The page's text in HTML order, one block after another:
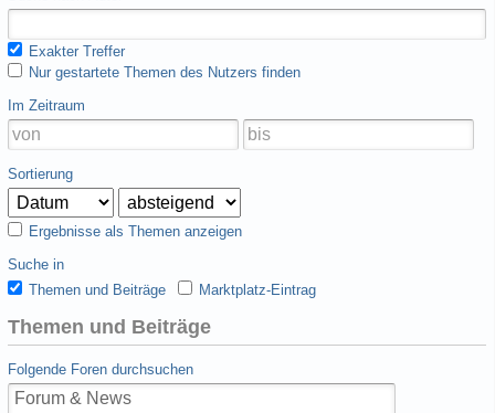
Exakter Treffer
Nur gestartete Themen des Nutzers finden
Im Zeitraum
Sortierung
Ergebnisse als Themen anzeigen
Suche in
Themen und Beiträge
Marktplatz-Eintrag
Themen und Beiträge
Folgende Foren durchsuchen